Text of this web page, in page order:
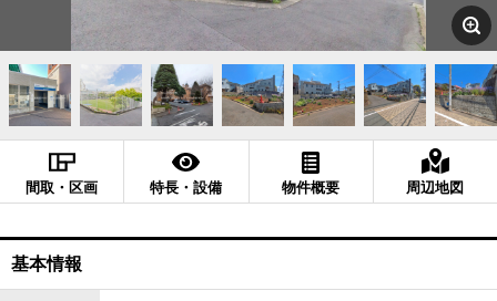
間取・区画 特長・設備 物件概要 周辺地図
基本情報